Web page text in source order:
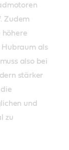
Zudem
höhere
Hubraum als
also bei
stärker
und
zu